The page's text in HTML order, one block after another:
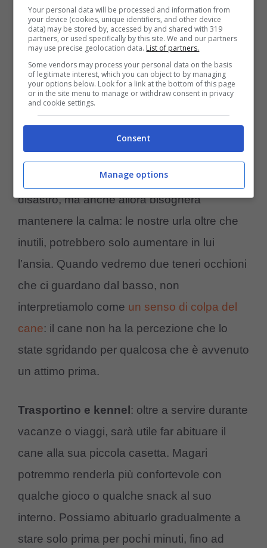
dopo il nostro momento di assenza. Infatti, se
una volta chiusa la porta dobbiamo indurire il
cuore e fare finta di non sentireil cane che
piangealle nostre spalle, quando torniamo
dobbiamo restare calmi qualsiasi sia lo
scenario che ci troveremo davanti agli occhi.
Il cane, sentendosi solo e in gabbia,
casa. Al nostro ritorno potremmo trovare un
disastro, ma anche allora bisognerà
mantenere la calma: le nostre urla oltre che
inutili, potrebbero solo aumentare in lui
l’ansia. Quando vedremo due teneri occhioni
che ci guardano dal basso, non
interpretiamolo come un senso di colpa del
cane: il cane non ha la percezione che lo
state sgridando per qualcosa che è avvenuto
un attimo prima.
Trasportino e kennel: oltre a servire durante
vacanze o viaggi, sarà utile far abituare il
cane alla sua piccola casetta. Magari
potremmo renderla più confortevole con
qualche gioco o qualche snack al suo
interno. Possiamo abituarlo gradualmente a
stare solo prima per pochi minuti, fino ad
Your personal data will be processed and information from
your device (cookies, unique identifiers, and other device
data) may be stored by, accessed by and shared with 319
partners, or used specifically by this site. We and our partners
may use precise geolocation data. List of partners.
Some vendors may process your personal data on the basis
of legitimate interest, which you can object to by managing
your options below. Look for a link at the bottom of this page
or in the site menu to manage or withdraw consent in privacy
and cookie settings.
Consent
Manage options